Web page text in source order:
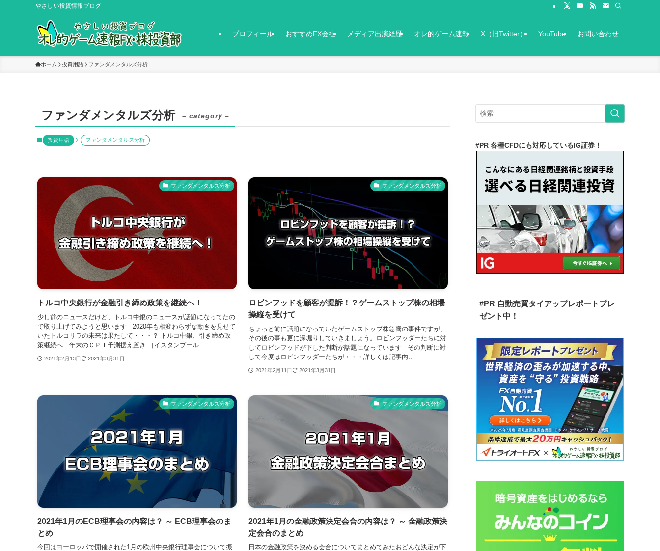
やさしい投資情報ブログ
プロフィール おすすめFX会社 メディア出演経歴 オレ的ゲーム速報 X（旧Twitter） YouTube お問い合わせ
ホーム 投資用語 ファンダメンタルズ分析
ファンダメンタルズ分析 – category –
投資用語 ファンダメンタルズ分析
ファンダメンタルズ分析
トルコ中央銀行が金融引き締め政策を継続へ！
少し前のニュースだけど、トルコ中銀のニュースが話題になってたの
で取り上げてみようと思います 2020年も相変わらずな動きを見せて
いたトルコリラの未来は果たして・・・？ トルコ中銀、引き締め政
策継続へ 年末のＣＰＩ予測据え置き ［イスタンブール...
2021年2月13日 2021年3月31日
ファンダメンタルズ分析
ロビンフッドを顧客が提訴！？ゲームストップ株の相場
操縦を受けて
ちょっと前に話題になっていたゲームストップ株急騰の事件ですが、
その後の事も更に深堀りしていきましょう。ロビンフッダーたちに対
してロビンフッドが下した判断が話題になっています その判断に対
して今度はロビンフッダーたちが・・・詳しくは記事内...
2021年2月11日 2021年3月31日
ファンダメンタルズ分析
2021年1月のECB理事会の内容は？ ～ ECB理事会のま
とめ
今回はヨーロッパで開催された1月の欧州中央銀行理事会について振
ファンダメンタルズ分析
2021年1月の金融政策決定会合の内容は？ ～ 金融政策決
定会合のまとめ
日本の金融政策を決める会合についてまとめてみたおどんな決定が下
#PR 各種CFDにも対応しているIG証券！
#PR 自動売買タイアップレポートプレ
ゼント中！